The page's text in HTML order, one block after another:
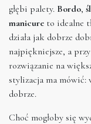
głębi palety. Bordo,
manicure to idealne
działa jak dobrze
najpiękniejsze, a
rozwiązanie na
stylizacja ma mówić:
dobrze.
Choć mogłoby się